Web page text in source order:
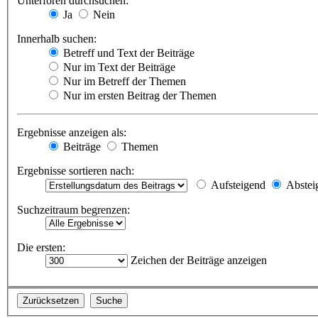
Ja
Nein
Innerhalb suchen:
Betreff und Text der Beiträge
Nur im Text der Beiträge
Nur im Betreff der Themen
Nur im ersten Beitrag der Themen
Ergebnisse anzeigen als:
Beiträge
Themen
Ergebnisse sortieren nach:
Aufsteigend
Suchzeitraum begrenzen:
Die ersten:
Zeichen der Beiträge anzeigen